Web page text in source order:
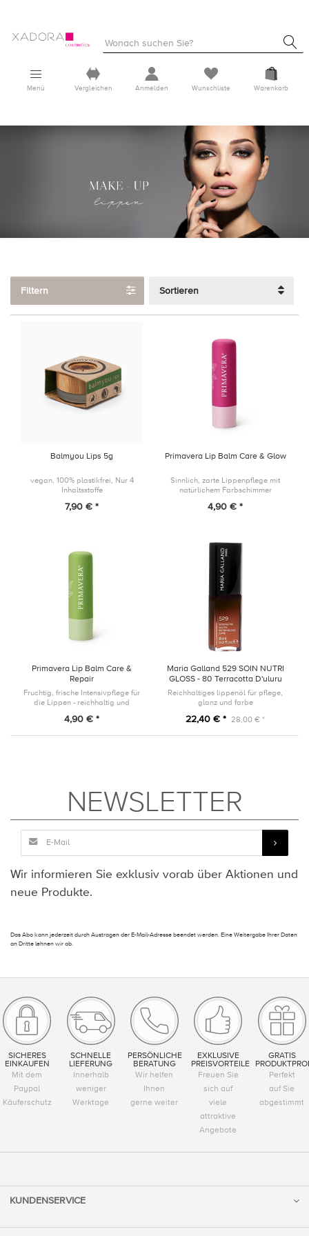
Menü Vergleichen Anmelden Wunschliste Warenkorb
Filtern Sortieren
Balmyou Lips 5g
vegan, 100% plastikfrei, Nur 4
Inhaltsstoffe
7,90 € *
Primavera Lip Balm Care & Glow
Sinnlich, zarte Lippenpflege mit
natürlichem Farbschimmer
4,90 € *
Primavera Lip Balm Care &
Repair
Fruchtig, frische Intensivpflege für
die Lippen - reichhaltig und
4,90 € *
Maria Galland 529 SOIN NUTRI
GLOSS - 80 Terracotta D'uluru
Reichhaltiges lippenöl für pflege,
glanz und farbe
22,40 € * 28,00 € *
NEWSLETTER
Wir informieren Sie exklusiv vorab über Aktionen und
neue Produkte.
Das Abo kann jederzeit durch Austragen der E-Mail-Adresse beendet werden. Eine Weitergabe Ihrer Daten
an Dritte lehnen wir ab.
SICHERES
EINKAUFEN
Mit dem
Paypal
Käuferschutz
SCHNELLE
LIEFERUNG
Innerhalb
weniger
Werktage
PERSÖNLICHE
BERATUNG
Wir helfen
Ihnen
gerne weiter
EXKLUSIVE
PREISVORTEILE
Freuen Sie
sich auf
viele
attraktive
Angebote
GRATIS
Perfekt
auf Sie
abgestimmt
KUNDENSERVICE